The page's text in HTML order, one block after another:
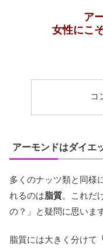
ア
女性にこ
コ
アーモンドはダイエ
多くのナッツ類と同様
れるのは脂質。これだ
の？」と疑問に思いま
脂質には大きく分けて